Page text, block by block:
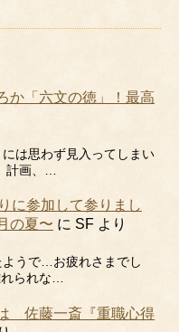
か「六文の徳」！最高
には思わず見入ってしまい
計画、…
に参加して参りまし
の夏〜 に SF より
うで…お疲れさまでし
れられな…
佐藤一斎『重職心得